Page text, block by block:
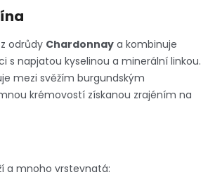
odrůdy Chardonnay a kombinuje
s napjatou kyselinou a minerální linkou.
mezi svěžím burgundským
krémovostí získanou zrajéním na
a mnoho vrstevnatá: